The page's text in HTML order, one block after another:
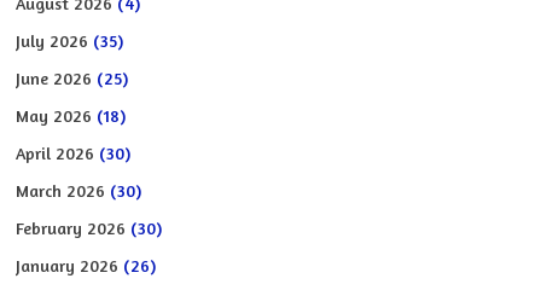
July 2026 (35)
June 2026 (25)
May 2026 (18)
April 2026 (30)
March 2026 (30)
February 2026 (30)
January 2026 (26)